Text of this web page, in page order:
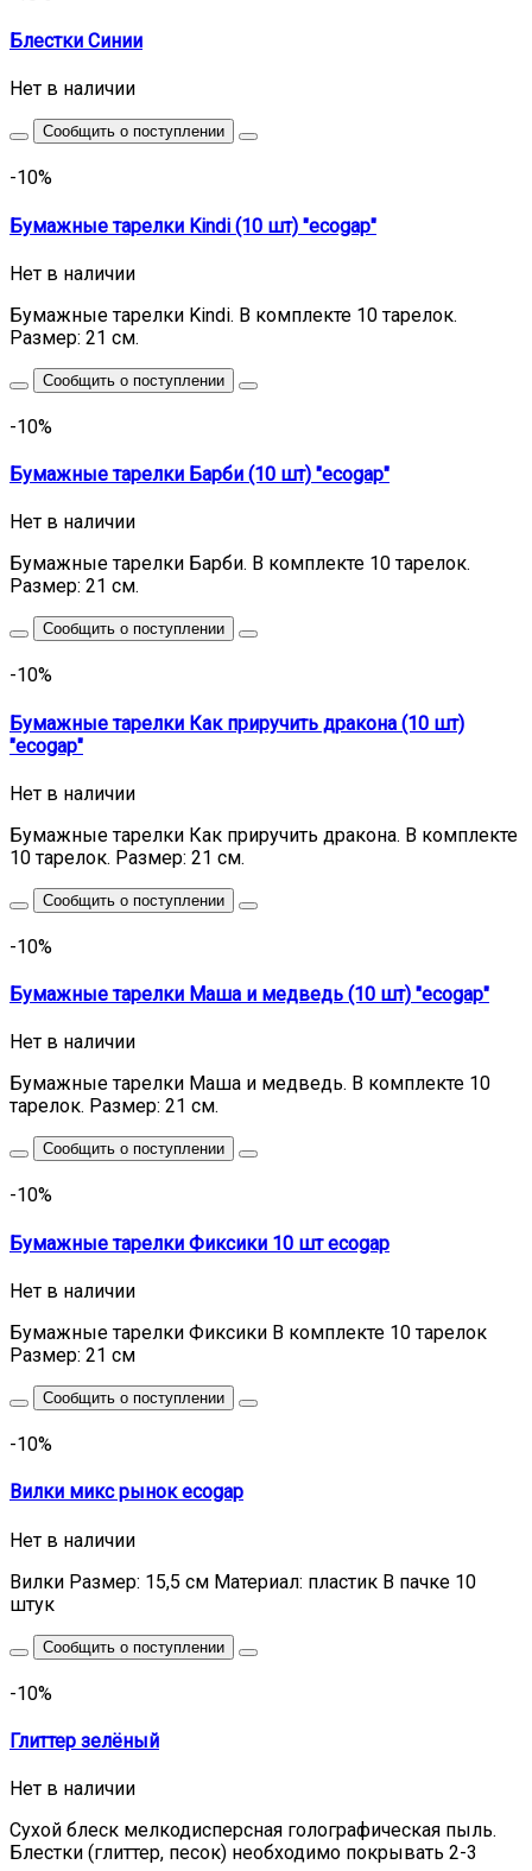
Блестки Синии
Нет в наличии
Сообщить о поступлении
-10%
Бумажные тарелки Kindi (10 шт) "ecogap"
Нет в наличии
Бумажные тарелки Kindi. В комплекте 10 тарелок.
Размер: 21 см.
Сообщить о поступлении
-10%
Бумажные тарелки Барби (10 шт) "ecogap"
Нет в наличии
Бумажные тарелки Барби. В комплекте 10 тарелок.
Размер: 21 см.
Сообщить о поступлении
-10%
Бумажные тарелки Как приручить дракона (10 шт)
"ecogap"
Нет в наличии
Бумажные тарелки Как приручить дракона. В комплекте
10 тарелок. Размер: 21 см.
Сообщить о поступлении
-10%
Бумажные тарелки Маша и медведь (10 шт) "ecogap"
Нет в наличии
Бумажные тарелки Маша и медведь. В комплекте 10
тарелок. Размер: 21 см.
Сообщить о поступлении
-10%
Бумажные тарелки Фиксики 10 шт ecogap
Нет в наличии
Бумажные тарелки Фиксики В комплекте 10 тарелок
Размер: 21 см
Сообщить о поступлении
-10%
Вилки микс рынок ecogap
Нет в наличии
Вилки Размер: 15,5 cм Материал: пластик В пачке 10
штук
Сообщить о поступлении
-10%
Глиттер зелёный
Нет в наличии
Сухой блеск мелкодисперсная голографическая пыль.
Блестки (глиттер, песок) необходимо покрывать 2-3